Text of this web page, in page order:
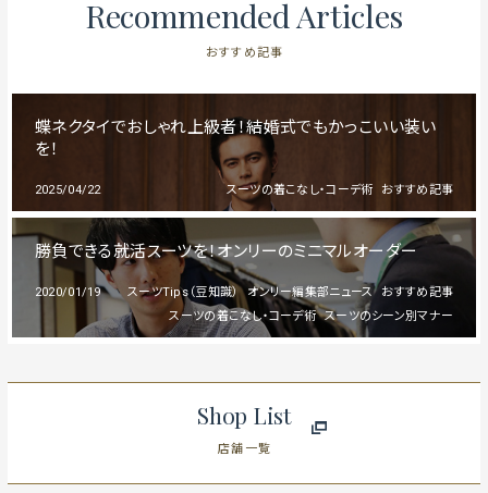
Recommended Articles
おすすめ記事
蝶ネクタイでおしゃれ上級者！結婚式でもかっこいい装い
を！
2025/04/22 おすすめ記事
スーツの着こなし・コーデ術
勝負できる就活スーツを！オンリーのミニマルオーダー
2020/01/19 おすすめ記事
オンリー編集部ニュース
スーツTips（豆知識）
スーツのシーン別マナー
スーツの着こなし・コーデ術
Shop List
店舗一覧